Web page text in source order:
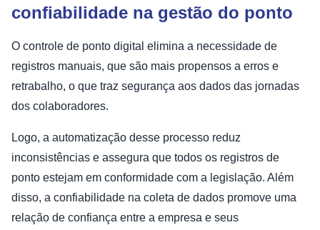
confiabilidade na gestão do ponto
O controle de ponto digital elimina a necessidade de
registros manuais, que são mais propensos a erros e
retrabalho, o que traz segurança aos dados das jornadas
dos colaboradores.
Logo, a automatização desse processo reduz
inconsistências e assegura que todos os registros de
ponto estejam em conformidade com a legislação. Além
disso, a confiabilidade na coleta de dados promove uma
relação de confiança entre a empresa e seus